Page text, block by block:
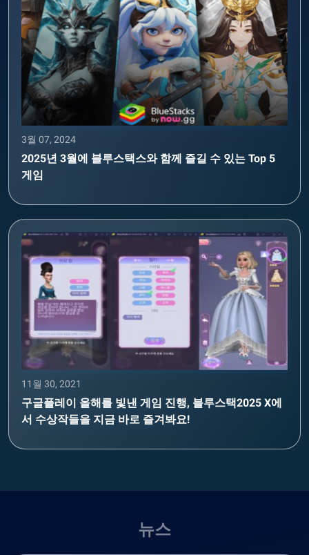
3월 07, 2024
2025년 3월에 블루스택스와 함께 즐길 수 있는 Top 5
게임
11월 30, 2021
구글플레이 올해를 빛낸 게임 진행, 블루스택2025 X에
서 수상작들을 지금 바로 즐겨봐요!
뉴스